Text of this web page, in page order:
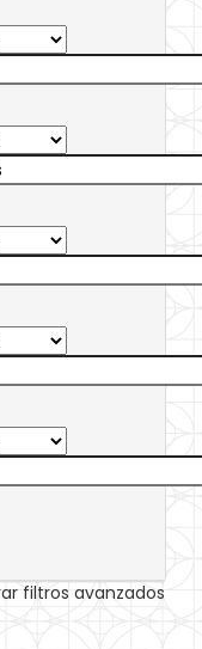
filtros avanzados